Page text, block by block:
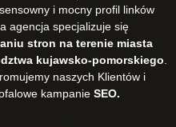
i mocny profil linków
agencja specjalizuje się
stron na terenie miasta
kujawsko-pomorskiego
naszych Klientów i
kampanie SEO.